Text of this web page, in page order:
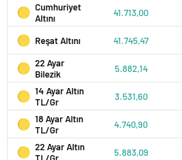
Cumhuriyet
Altını
41.713,00
Reşat Altını 41.745,47
22 Ayar
Bilezik
5.882,14
14 Ayar Altın
TL/Gr
3.531,60
18 Ayar Altın
TL/Gr
4.740,90
22 Ayar Altın
TL/Gr
5.883,09